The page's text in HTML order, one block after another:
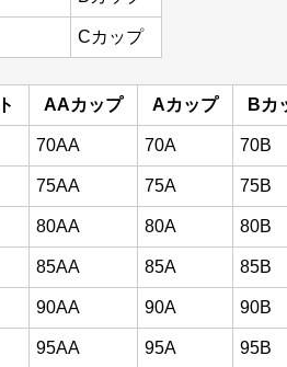
Cカップ
AAカップ Aカップ Bカ
70AA 70A 70B
75AA 75A 75B
80AA 80A 80B
85AA 85A 85B
90AA 90A 90B
95AA 95A 95B